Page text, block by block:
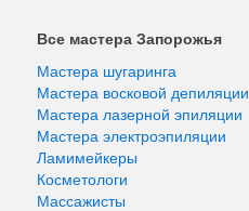
Все мастера Запорожья
Мастера шугаринга
Мастера восковой депиляции
Мастера лазерной эпиляции
Мастера электроэпиляции
Ламимейкеры
Косметологи
Массажисты